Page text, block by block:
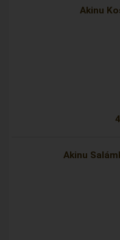
Akinu
Akinu